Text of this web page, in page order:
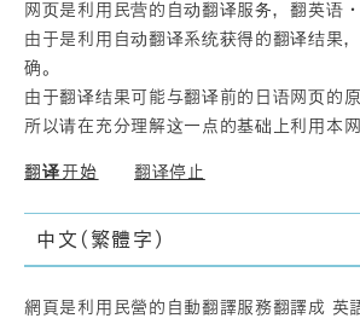
网页是利用民营的自动翻译服务，翻英语
由于是利用自动翻译系统获得的翻译结果
确。
由于翻译结果可能与翻译前的日语网页的
所以请在充分理解这一点的基础上利用本网
翻译开始 翻译停止
中文(繁體字)
網頁是利用民營的自動翻譯服務翻譯成 英